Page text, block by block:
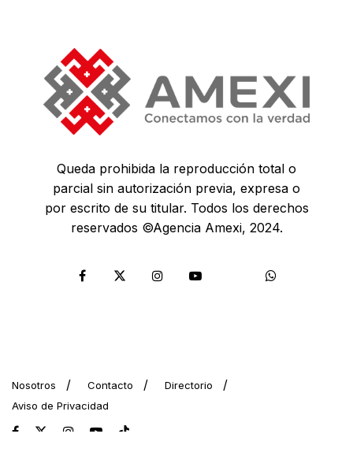
Queda prohibida la reproducción total o
parcial sin autorización previa, expresa o
por escrito de su titular. Todos los derechos
reservados ©Agencia Amexi, 2024.
Nosotros Contacto
Directorio
Aviso de Privacidad